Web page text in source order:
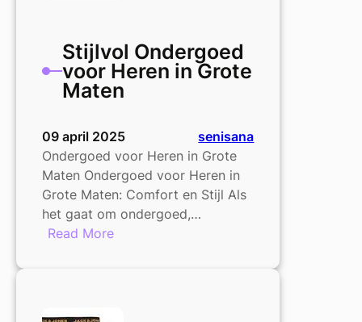
Stijlvol Ondergoed
voor Heren in Grote
Maten
09 april 2025
senisana
Ondergoed voor Heren in Grote
Maten Ondergoed voor Heren in
Grote Maten: Comfort en Stijl Als
het gaat om ondergoed,…
Read More: